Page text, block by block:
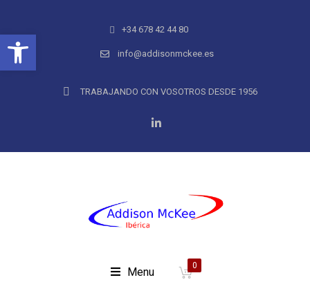
Abrir barra de herramientas+34 678 42 44 80
info@addisonmckee.es
TRABAJANDO CON VOSOTROS DESDE 1956
Menu 0